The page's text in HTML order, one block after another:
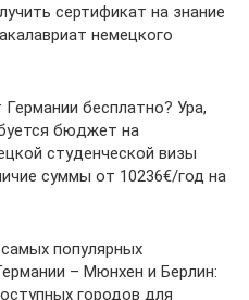
сертификат на знание
немецкого
бесплатно? Ура,
бюджет на
студенческой визы
суммы от 10236€/год на
популярных
– Мюнхен и Берлин:
городов для